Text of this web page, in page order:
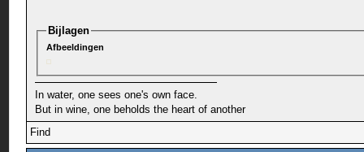
Bijlagen
Afbeeldingen
In water, one sees one's own face.
But in wine, one beholds the heart of another
Find